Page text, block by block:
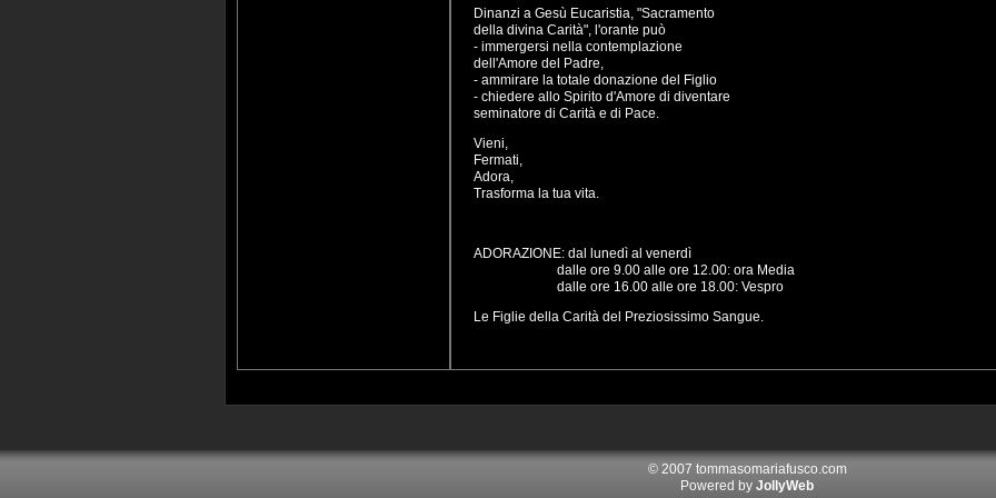
Dinanzi a Gesù Eucaristia, "Sacramento
della divina Carità", l'orante può
- immergersi nella contemplazione
dell'Amore del Padre,
- ammirare la totale donazione del Figlio
- chiedere allo Spirito d'Amore di diventare
seminatore di Carità e di Pace.
Vieni,
Fermati,
Adora,
Trasforma la tua vita.
ADORAZIONE: dal lunedì al venerdì
dalle ore 9.00 alle ore 12.00: ora Media
dalle ore 16.00 alle ore 18.00: Vespro
Le Figlie della Carità del Preziosissimo Sangue.
© 2007 tommasomariafusco.com
Powered by JollyWeb